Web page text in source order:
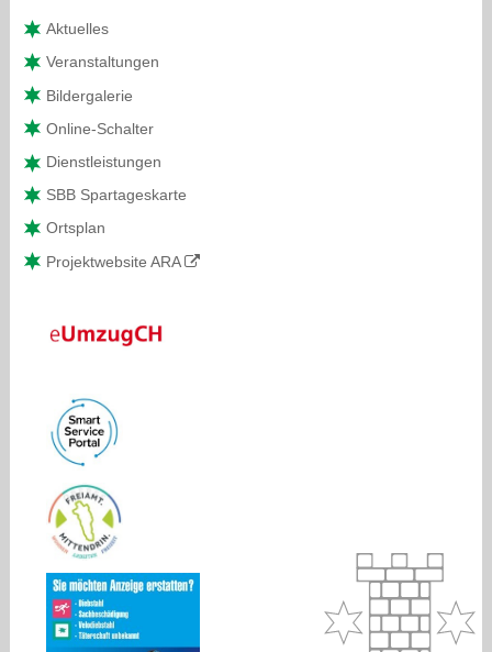
Aktuelles
Veranstaltungen
Bildergalerie
Online-Schalter
Dienstleistungen
SBB Spartageskarte
Ortsplan
Projektwebsite ARA